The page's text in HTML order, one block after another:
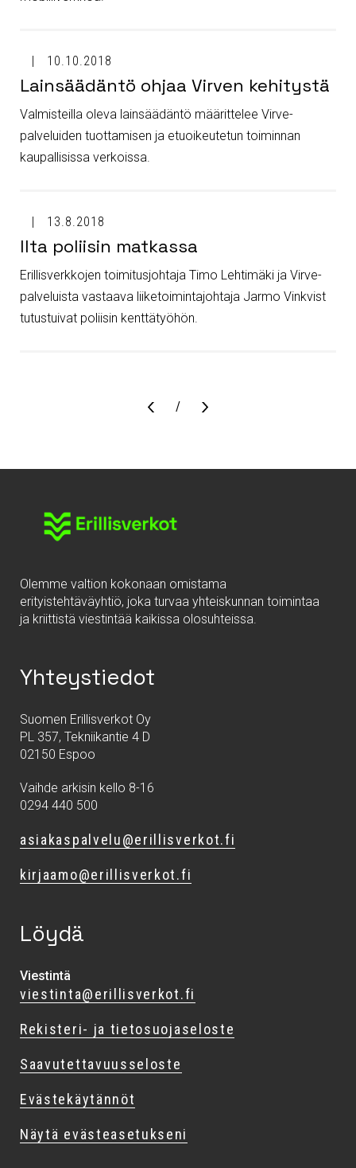
10.10.2018
Lainsäädäntö ohjaa Virven kehitystä
Valmisteilla oleva lainsäädäntö määrittelee Virve-
palveluiden tuottamisen ja etuoikeutetun toiminnan
kaupallisissa verkoissa.
13.8.2018
Ilta poliisin matkassa
Erillisverkkojen toimitusjohtaja Timo Lehtimäki ja Virve-
palveluista vastaava liiketoimintajohtaja Jarmo Vinkvist
tutustuivat poliisin kenttätyöhön.
Sivu
/
Olemme valtion kokonaan omistama
erityistehtäväyhtiö, joka turvaa yhteiskunnan toimintaa
ja kriittistä viestintää kaikissa olosuhteissa.
Yhteystiedot
Suomen Erillisverkot Oy
PL 357, Tekniikantie 4 D
02150 Espoo
Vaihde arkisin kello 8-16
0294 440 500
asiakaspalvelu@erillisverkot.fi
kirjaamo@erillisverkot.fi
Löydä
Viestintä
viestinta@erillisverkot.fi
Rekisteri- ja tietosuojaseloste
Saavutettavuusseloste
Evästekäytännöt
Näytä evästeasetukseni